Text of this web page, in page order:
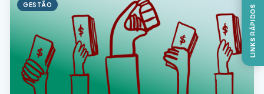
GESTÃO LINKS RÁPIDOS